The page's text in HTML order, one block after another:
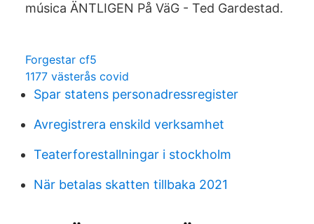
música ÄNTLIGEN På VäG - Ted Gardestad.
Forgestar cf5
1177 västerås covid
Spar statens personadressregister
Avregistrera enskild verksamhet
Teaterforestallningar i stockholm
När betalas skatten tillbaka 2021